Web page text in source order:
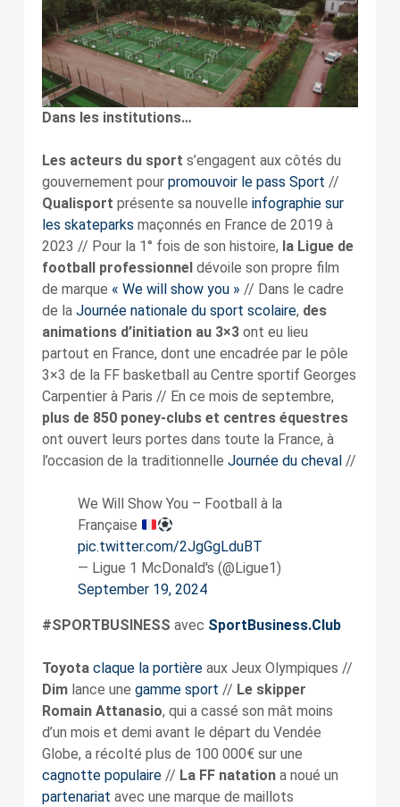
Dans les institutions…
Les acteurs du sport s’engagent aux côtés du
gouvernement pour promouvoir le pass Sport //
Qualisport présente sa nouvelle infographie sur
les skateparks maçonnés en France de 2019 à
2023 // Pour la 1° fois de son histoire, la Ligue de
football professionnel dévoile son propre film
de marque « We will show you » // Dans le cadre
de la Journée nationale du sport scolaire, des
animations d’initiation au 3×3 ont eu lieu
partout en France, dont une encadrée par le pôle
3×3 de la FF basketball au Centre sportif Georges
Carpentier à Paris // En ce mois de septembre,
plus de 850 poney-clubs et centres équestres
ont ouvert leurs portes dans toute la France, à
l’occasion de la traditionnelle Journée du cheval //
We Will Show You – Football à la
Française
pic.twitter.com/2JgGgLduBT
— Ligue 1 McDonald's (@Ligue1)
September 19, 2024
#SPORTBUSINESS avec SportBusiness.Club
Toyota claque la portièreaux Jeux Olympiques //
Dimlance une gamme sport // Le skipper
Romain Attanasio, qui a cassé son mât moins
d’un mois et demi avant le départ du Vendée
Globe, a récolté plus de 100 000€ sur une
cagnotte populaire// La FF natationa noué un
partenariat avec une marque de maillots